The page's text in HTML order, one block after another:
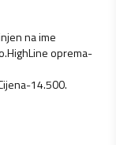
na ime
oprema-
14.500.